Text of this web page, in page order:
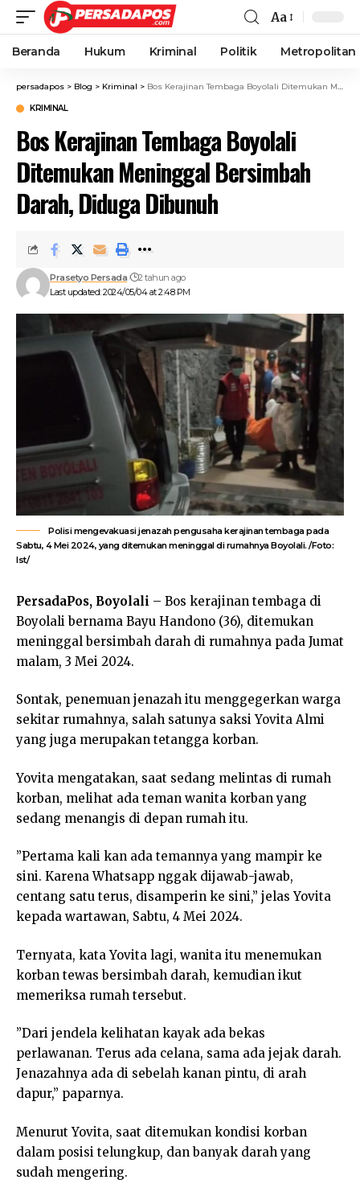
Aa
Beranda Hukum Kriminal Politik Metropolitan
persadapos > Blog > Kriminal > Bos Kerajinan Tembaga Boyolali Ditemukan Meninggal Bersimbah Darah, Diduga Dibunuh
KRIMINAL
Bos Kerajinan Tembaga Boyolali
Ditemukan Meninggal Bersimbah
Darah, Diduga Dibunuh
Last updated: 2024/05/04 at 2:48 PM
Prasetyo Persada 2 tahun ago
Polisi mengevakuasi jenazah pengusaha kerajinan tembaga pada
Sabtu, 4 Mei 2024, yang ditemukan meninggal di rumahnya Boyolali. /Foto:
Ist/
PersadaPos, Boyolali – Bos kerajinan tembaga di
Boyolali bernama Bayu Handono (36), ditemukan
meninggal bersimbah darah di rumahnya pada Jumat
malam, 3 Mei 2024.
Sontak, penemuan jenazah itu menggegerkan warga
sekitar rumahnya, salah satunya saksi Yovita Almi
yang juga merupakan tetangga korban.
Yovita mengatakan, saat sedang melintas di rumah
korban, melihat ada teman wanita korban yang
sedang menangis di depan rumah itu.
”Pertama kali kan ada temannya yang mampir ke
sini. Karena Whatsapp nggak dijawab-jawab,
centang satu terus, disamperin ke sini,” jelas Yovita
kepada wartawan, Sabtu, 4 Mei 2024.
Ternyata, kata Yovita lagi, wanita itu menemukan
korban tewas bersimbah darah, kemudian ikut
memeriksa rumah tersebut.
”Dari jendela kelihatan kayak ada bekas
perlawanan. Terus ada celana, sama ada jejak darah.
Jenazahnya ada di sebelah kanan pintu, di arah
dapur,” paparnya.
Menurut Yovita, saat ditemukan kondisi korban
dalam posisi telungkup, dan banyak darah yang
sudah mengering.